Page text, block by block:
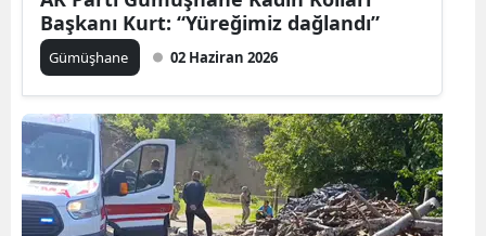
Başkanı Kurt: “Yüreğimiz dağlandı”
Gümüşhane 02 Haziran 2026